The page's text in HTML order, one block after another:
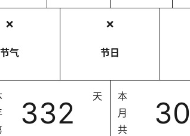
❌
节气
❌
节日
332 天
本
月
共
30